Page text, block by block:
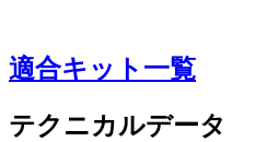
適合キット一覧
テクニカルデータ